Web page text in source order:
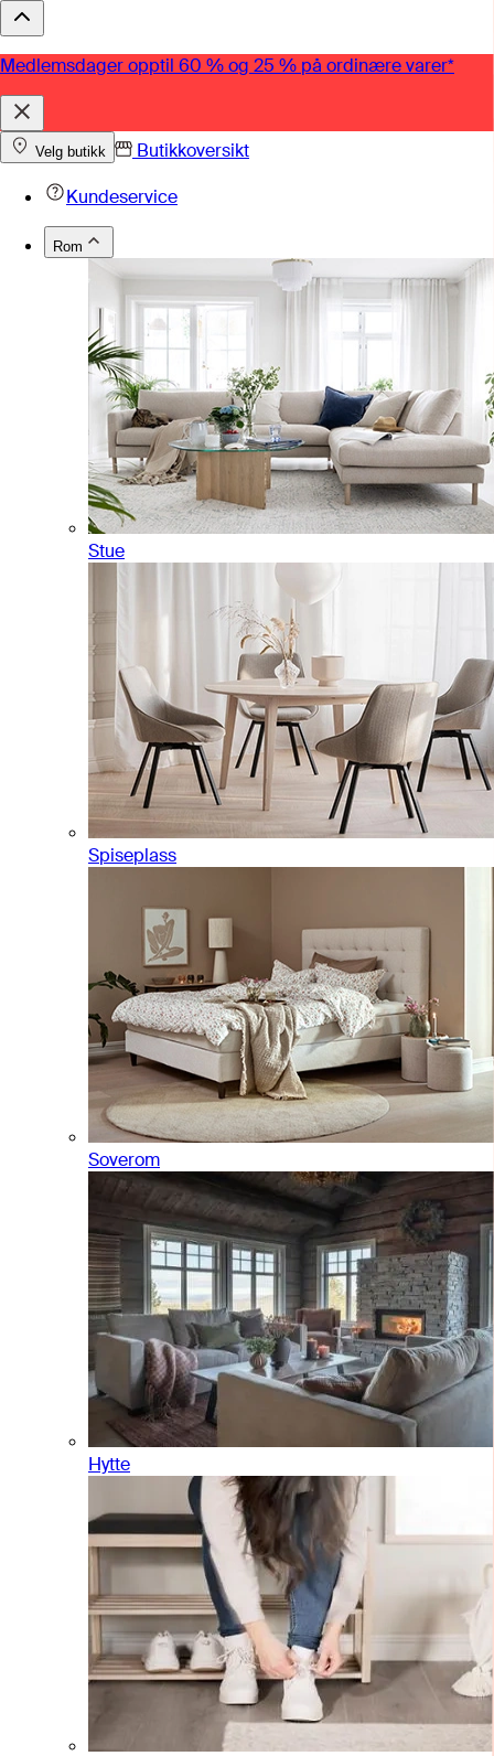
Medlemsdager opptil 60 % og 25 % på ordinære varer*
Velg butikk
Butikkoversikt
Kundeservice
Rom
Stue
Spiseplass
Soverom
Hytte